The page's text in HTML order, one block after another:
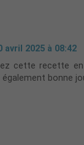
avril 2025 à 08:42
cette recette
également bonne